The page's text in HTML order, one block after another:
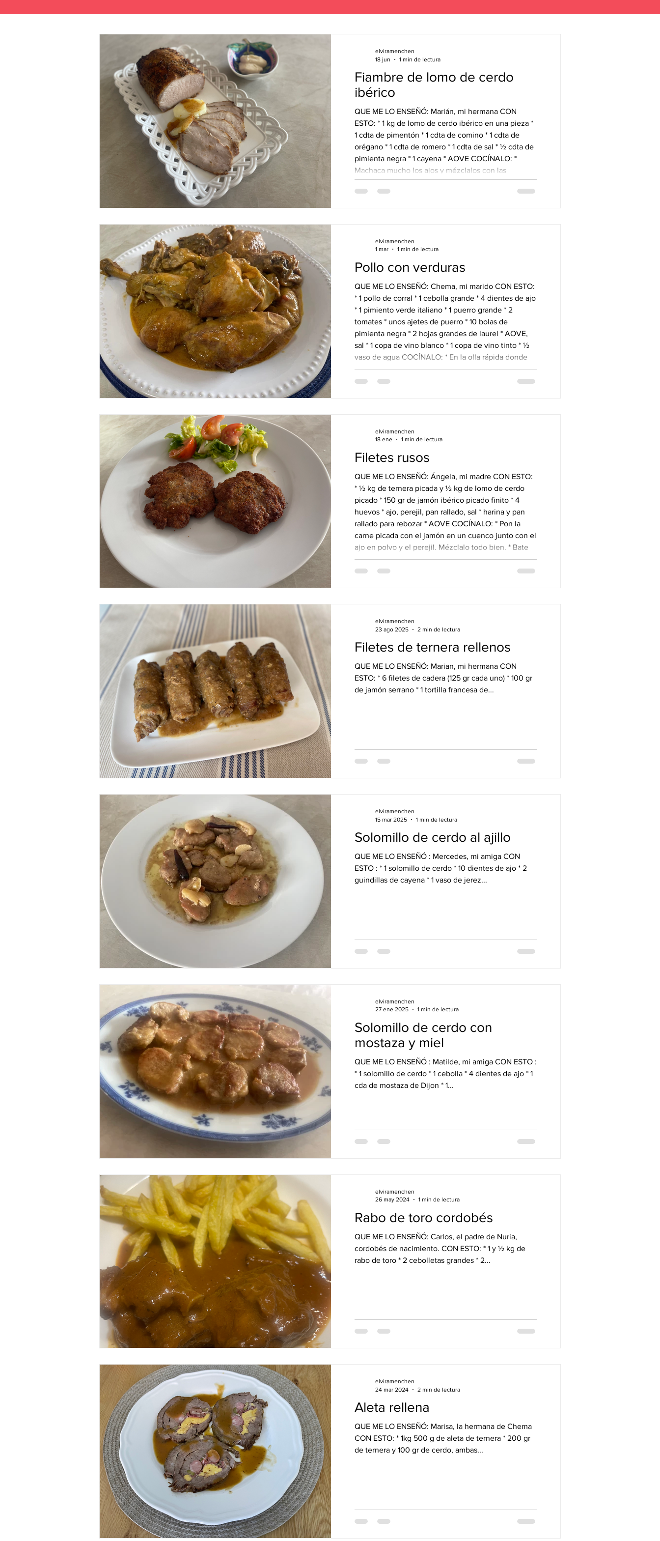
Fiambre de lomo de cerdo
ibérico
QUE ME LO ENSEÑÓ: Marián, mi hermana CON
ESTO: * 1 kg de lomo de cerdo ibérico en una pieza *
1 cdta de pimentón * 1 cdta de comino * 1 cdta de
orégano * 1 cdta de romero * 1 cdta de sal * ½ cdta de
pimienta negra * 1 cayena * AOVE COCÍNALO: *
Machaca mucho los ajos y mézclalos con las
especias restantes junto con el aceite. * Unta la
carne con la mezcla y ponla en una fuente de horno.
elviramenchen
18 jun
1 min de lectura
Pollo con verduras
QUE ME LO ENSEÑÓ: Chema, mi marido CON ESTO:
* 1 pollo de corral * 1 cebolla grande * 4 dientes de ajo
* 1 pimiento verde italiano * 1 puerro grande * 2
tomates * unos ajetes de puerro * 10 bolas de
pimienta negra * 2 hojas grandes de laurel * AOVE,
sal * 1 copa de vino blanco * 1 copa de vino tinto * ½
vaso de agua COCÍNALO: * En la olla rápida donde
vas a cocinar echa un chorreón de aceite y sofríe el
pollo una vez salpimentado. Reserva. * Corta la
elviramenchen
1 mar
1 min de lectura
Filetes rusos
QUE ME LO ENSEÑÓ: Ángela, mi madre CON ESTO:
* ½ kg de ternera picada y ½ kg de lomo de cerdo
picado * 150 gr de jamón ibérico picado finito * 4
huevos * ajo, perejil, pan rallado, sal * harina y pan
rallado para rebozar * AOVE COCÍNALO: * Pon la
carne picada con el jamón en un cuenco junto con el
ajo en polvo y el perejil. Mézclalo todo bien. * Bate
los huevos y añade. * Incorpora el pan rallado y la sal.
Vuelve a mezclar. * Haz bolas, aplástalas formando
elviramenchen
18 ene
1 min de lectura
Filetes de ternera rellenos
QUE ME LO ENSEÑÓ: Marian, mi hermana CON
ESTO: * 6 filetes de cadera (125 gr cada uno) * 100 gr
de jamón serrano * 1 tortilla francesa de...
elviramenchen
23 ago 2025
2 min de lectura
Solomillo de cerdo al ajillo
QUE ME LO ENSEÑÓ : Mercedes, mi amiga CON
ESTO : * 1 solomillo de cerdo * 10 dientes de ajo * 2
guindillas de cayena * 1 vaso de jerez...
elviramenchen
15 mar 2025
1 min de lectura
Solomillo de cerdo con
mostaza y miel
QUE ME LO ENSEÑÓ : Matilde, mi amiga CON ESTO :
* 1 solomillo de cerdo * 1 cebolla * 4 dientes de ajo * 1
cda de mostaza de Dijon * 1...
elviramenchen
27 ene 2025
1 min de lectura
Rabo de toro cordobés
QUE ME LO ENSEÑÓ: Carlos, el padre de Nuria,
cordobés de nacimiento. CON ESTO: * 1 y ½ kg de
rabo de toro * 2 cebolletas grandes * 2...
elviramenchen
26 may 2024
1 min de lectura
Aleta rellena
QUE ME LO ENSEÑÓ: Marisa, la hermana de Chema
CON ESTO: * 1kg 500 g de aleta de ternera * 200 gr
de ternera y 100 gr de cerdo, ambas...
elviramenchen
24 mar 2024
2 min de lectura